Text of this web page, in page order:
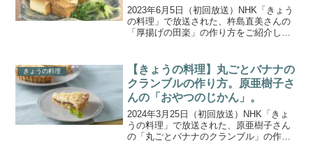
ムおかず」。
2023年6月5日（初回放送）NHK「きょう
の料理」で放送された、杵島直美さんの
「厚揚げの田楽」の作り方をご紹介しま
を使った便利なおかずを紹介する2日間
「薬味たっぷりだ...
きょうの料理
【きょうの料理】丸ごとバナナの
クランブルの作り方。原亜樹子さ
んの「おやつのじかん」。
2024年3月25日（初回放送）NHK「きょ
うの料理」で放送された、原亜樹子さん
の「丸ごとバナナのクランブル」の作り